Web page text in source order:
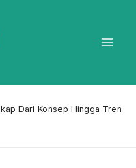
Dari Konsep Hingga Tren